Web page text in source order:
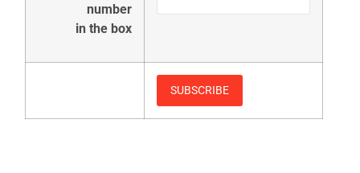
number
in the box